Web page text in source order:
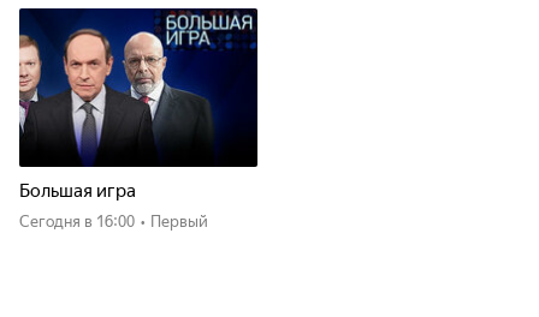
Большая игра
Сегодня в 16:00 • Первый